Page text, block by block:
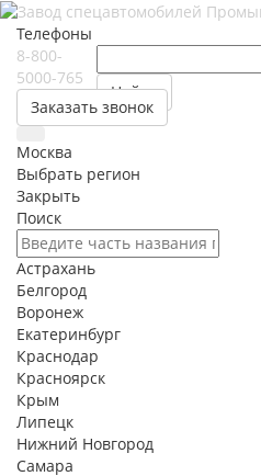
Найти
Телефоны
8-800-
5000-765
Заказать звонок
Москва
Выбрать регион
Закрыть
Поиск
Астрахань
Белгород
Воронеж
Екатеринбург
Краснодар
Красноярск
Крым
Липецк
Нижний Новгород
Самара